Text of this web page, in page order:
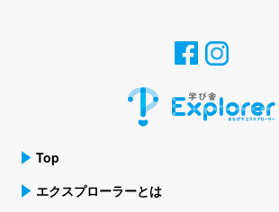
Top
エクスプローラーとは